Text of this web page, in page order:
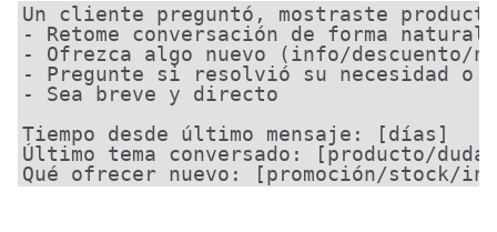
Un cliente preguntó, mostraste
- Retome conversación de forma
- Ofrezca algo nuevo (info/descuento/
- Pregunte si resolvió su necesidad o
- Sea breve y directo
Tiempo desde último mensaje: [días]
Último tema conversado: [producto/
Qué ofrecer nuevo: [promoción/stock/